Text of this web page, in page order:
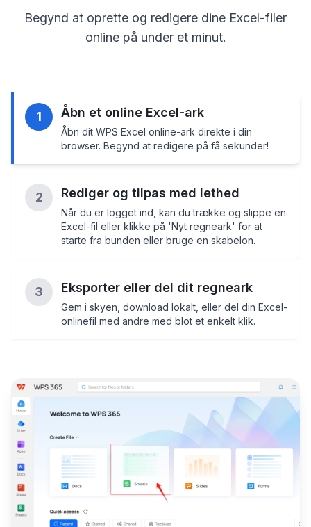
Begynd at oprette og redigere dine Excel-filer
online på under et minut.
1 Åbn et online Excel-ark
Åbn dit WPS Excel online-ark direkte i din
browser. Begynd at redigere på få sekunder!
2 Rediger og tilpas med lethed
Når du er logget ind, kan du trække og slippe en
Excel-fil eller klikke på 'Nyt regneark' for at
starte fra bunden eller bruge en skabelon.
3 Eksporter eller del dit regneark
Gem i skyen, download lokalt, eller del din Excel-
onlinefil med andre med blot et enkelt klik.